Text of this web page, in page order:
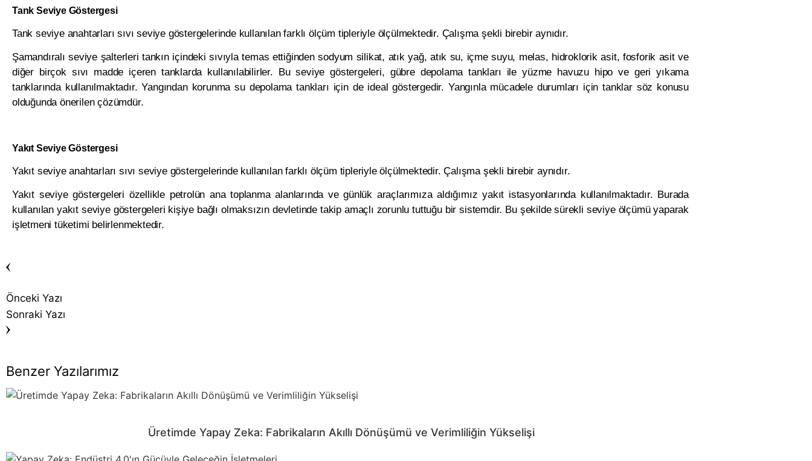
Tank Seviye Göstergesi
Tank seviye anahtarları sıvı seviye göstergelerinde kullanılan farklı ölçüm tipleriyle ölçülmektedir. Çalışma şekli birebir aynıdır.
Şamandıralı seviye şalterleri tankın içindeki sıvıyla temas ettiğinden sodyum silikat, atık yağ, atık su, içme suyu, melas, hidroklorik asit, fosforik asit ve
diğer birçok sıvı madde içeren tanklarda kullanılabilirler. Bu seviye göstergeleri, gübre depolama tankları ile yüzme havuzu hipo ve geri yıkama
tanklarında kullanılmaktadır. Yangından korunma su depolama tankları için de ideal göstergedir. Yangınla mücadele durumları için tanklar söz konusu
olduğunda önerilen çözümdür.
Yakıt Seviye Göstergesi
Yakıt seviye anahtarları sıvı seviye göstergelerinde kullanılan farklı ölçüm tipleriyle ölçülmektedir. Çalışma şekli birebir aynıdır.
Yakıt seviye göstergeleri özellikle petrolün ana toplanma alanlarında ve günlük araçlarımıza aldığımız yakıt istasyonlarında kullanılmaktadır. Burada
kullanılan yakıt seviye göstergeleri kişiye bağlı olmaksızın devletinde takip amaçlı zorunlu tuttuğu bir sistemdir. Bu şekilde sürekli seviye ölçümü yaparak
işletmeni tüketimi belirlenmektedir.
Önceki Yazı
Sonraki Yazı
Benzer Yazılarımız
Üretimde Yapay Zeka: Fabrikaların Akıllı Dönüşümü ve Verimliliğin Yükselişi